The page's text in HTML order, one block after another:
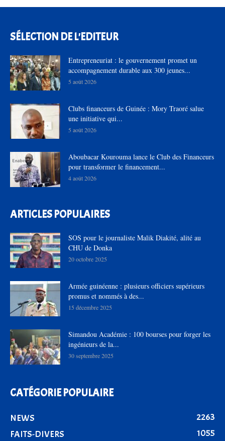
SÉLECTION DE L'EDITEUR
Entrepreneuriat : le gouvernement promet un
accompagnement durable aux 300 jeunes...
5 août 2026
Clubs financeurs de Guinée : Mory Traoré salue
une initiative qui...
5 août 2026
Aboubacar Kourouma lance le Club des Financeurs
pour transformer le financement...
4 août 2026
ARTICLES POPULAIRES
SOS pour le journaliste Malik Diakité, alité au
CHU de Donka
20 octobre 2025
Armée guinéenne : plusieurs officiers supérieurs
promus et nommés à des...
15 décembre 2025
Simandou Académie : 100 bourses pour forger les
ingénieurs de la...
30 septembre 2025
CATÉGORIE POPULAIRE
NEWS
2263
FAITS-DIVERS
1055